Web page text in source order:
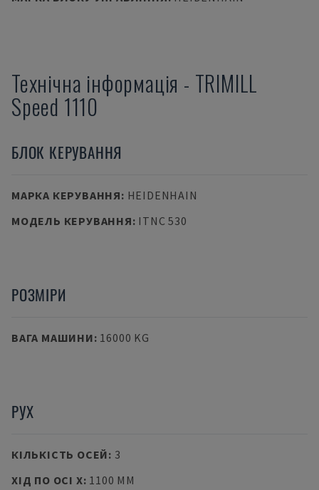
Технічна інформація - TRIMILL
Speed 1110
БЛОК КЕРУВАННЯ
МАРКА КЕРУВАННЯ: HEIDENHAIN
МОДЕЛЬ КЕРУВАННЯ: ITNC 530
РОЗМІРИ
ВАГА МАШИНИ: 16000 KG
РУХ
КІЛЬКІСТЬ ОСЕЙ: 3
ХІД ПО ОСІ X: 1100 MM